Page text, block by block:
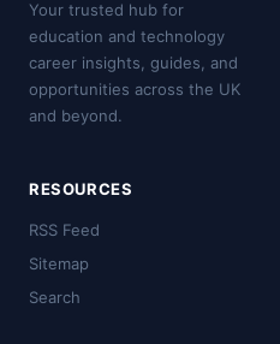
Your trusted hub for
education and technology
career insights, guides, and
opportunities across the UK
and beyond.
RESOURCES
RSS Feed
Sitemap
Search